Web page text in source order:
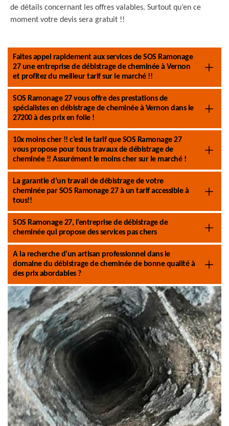
de détails concernant les offres valables. Surtout qu’en ce
moment votre devis sera gratuit !!
Faites appel rapidement aux services de SOS Ramonage
27 une entreprise de débistrage de cheminée à Vernon
et profitez du meilleur tarif sur le marché !!
SOS Ramonage 27 vous offre des prestations de
spécialistes en débistrage de cheminée à Vernon dans le
27200 à des prix en folie !
10x moins cher !! c’est le tarif que SOS Ramonage 27
vous propose pour tous travaux de débistrage de
cheminée !! Assurément le moins cher sur le marché !
La garantie d’un travail de débistrage de votre
cheminée par SOS Ramonage 27 à un tarif accessible à
tous!!
SOS Ramonage 27, l’entreprise de débistrage de
cheminée qui propose des services pas chers
A la recherche d’un artisan professionnel dans le
domaine du débistrage de cheminée de bonne qualité à
des prix abordables ?